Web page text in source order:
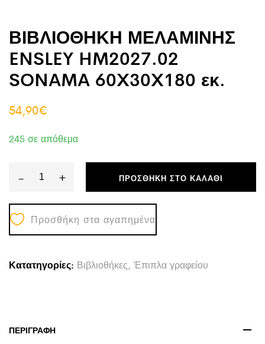
ΒΙΒΛΙΟΘΗΚΗ ΜΕΛΑΜΙΝΗΣ
ENSLEY HM2027.02
SONAMA 60X30X180 εκ.
54,90€
245 σε απόθεμα
-
ΒΙΒΛΙΟΘΗΚΗ
ΜΕΛΑΜΙΝΗΣ
ENSLEY
HM2027.02
60X30X180
+ ΠΡΟΣΘΉΚΗ ΣΤΟ ΚΑΛΆΘΙ
Προσθήκη στα αγαπημένα
Κατατηγορίες: Βιβλιοθήκες, Έπιπλα γραφείου
ΠΕΡΙΓΡΑΦΉ